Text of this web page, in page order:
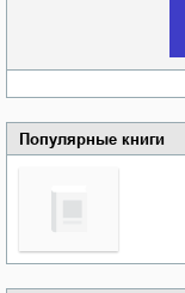
Популярные книги